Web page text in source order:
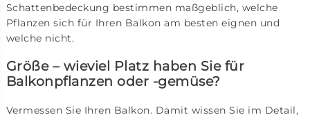
Schattenbedeckung bestimmen maßgeblich, welche
Pflanzen sich für Ihren Balkon am besten eignen und
welche nicht.
Größe – wieviel Platz haben Sie für
Balkonpflanzen oder -gemüse?
Vermessen Sie Ihren Balkon. Damit wissen Sie im Detail,